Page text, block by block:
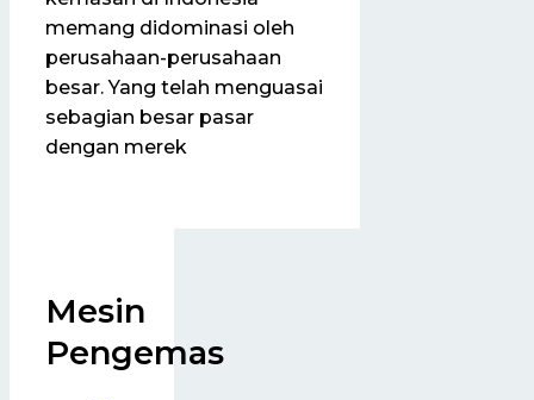
memang didominasi oleh
perusahaan-perusahaan
besar. Yang telah menguasai
sebagian besar pasar
dengan merek
Mesin
Pengemas